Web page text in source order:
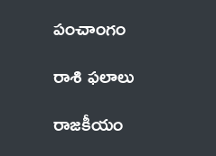
పంచాంగం
రాశి ఫలాలు
రాజకీయం